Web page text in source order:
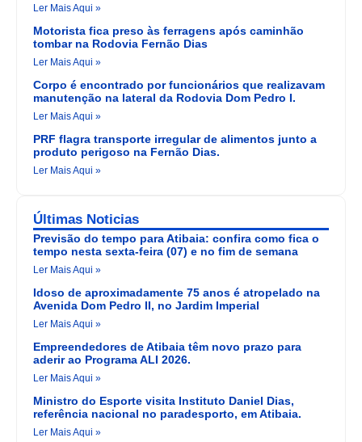
Ler Mais Aqui »
Motorista fica preso às ferragens após caminhão
tombar na Rodovia Fernão Dias
Ler Mais Aqui »
Corpo é encontrado por funcionários que realizavam
manutenção na lateral da Rodovia Dom Pedro I.
Ler Mais Aqui »
PRF flagra transporte irregular de alimentos junto a
produto perigoso na Fernão Dias.
Ler Mais Aqui »
Últimas Noticias
Previsão do tempo para Atibaia: confira como fica o
tempo nesta sexta-feira (07) e no fim de semana
Ler Mais Aqui »
Idoso de aproximadamente 75 anos é atropelado na
Avenida Dom Pedro II, no Jardim Imperial
Ler Mais Aqui »
Empreendedores de Atibaia têm novo prazo para
aderir ao Programa ALI 2026.
Ler Mais Aqui »
Ministro do Esporte visita Instituto Daniel Dias,
referência nacional no paradesporto, em Atibaia.
Ler Mais Aqui »